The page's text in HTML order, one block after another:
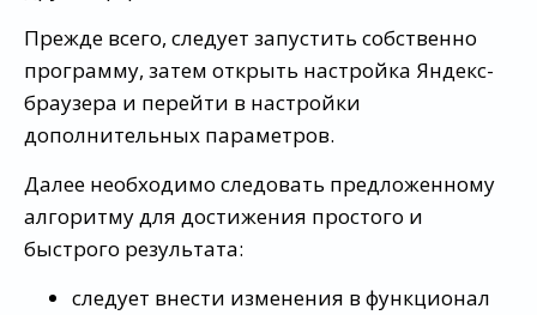
Прежде всего, следует запустить собственно
программу, затем открыть настройка Яндекс-
браузера и перейти в настройки
дополнительных параметров.
Далее необходимо следовать предложенному
алгоритму для достижения простого и
быстрого результата:
следует внести изменения в функционал